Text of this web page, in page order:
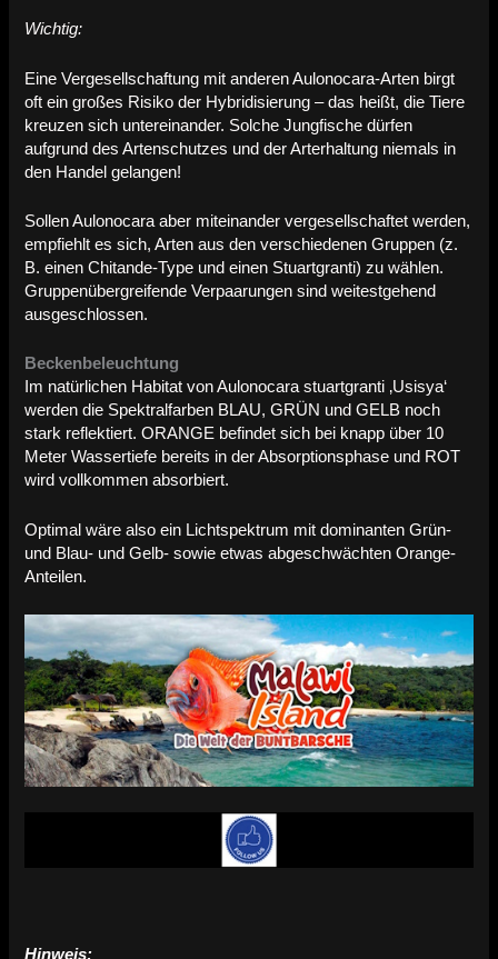
Wichtig:
Eine Vergesellschaftung mit anderen Aulonocara-Arten birgt
oft ein großes Risiko der Hybridisierung – das heißt, die Tiere
kreuzen sich untereinander. Solche Jungfische dürfen
aufgrund des Artenschutzes und der Arterhaltung niemals in
den Handel gelangen!
Sollen Aulonocara aber miteinander vergesellschaftet werden,
empfiehlt es sich, Arten aus den verschiedenen Gruppen (z.
B. einen Chitande-Type und einen Stuartgranti) zu wählen.
Gruppenübergreifende Verpaarungen sind weitestgehend
ausgeschlossen.
Beckenbeleuchtung
Im natürlichen Habitat von Aulonocara stuartgranti ‚Usisya‘
werden die Spektralfarben BLAU, GRÜN und GELB noch
stark reflektiert. ORANGE befindet sich bei knapp über 10
Meter Wassertiefe bereits in der Absorptionsphase und ROT
wird vollkommen absorbiert.
Optimal wäre also ein Lichtspektrum mit dominanten Grün-
und Blau- und Gelb- sowie etwas abgeschwächten Orange-
Anteilen.
Hinweis: